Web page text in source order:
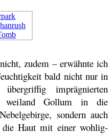
zudem – erwähnte ich
bald nicht nur in
imprägnierten
weiland Gollum in die
sondern auch
die Haut mit einer wohlig-